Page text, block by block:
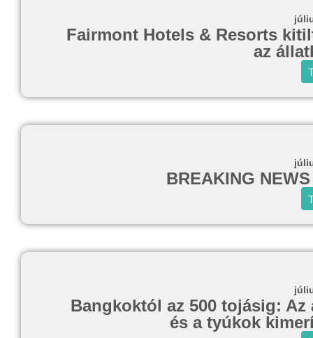
Fairmont Hotels & Resorts
az
BREAKING
Bangkoktól az 500 tojásig:
és a tyúkok